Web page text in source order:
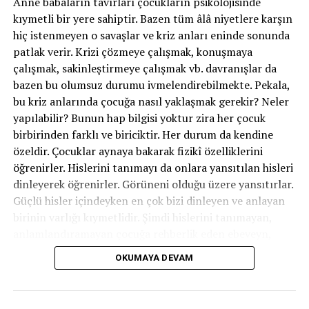
kontrollerinde olmasına alışık olmamakla beraber, kendi
seçimlerinin ve eylemlerinin sorumluluklarını da almaya
hazır değillerdir. Otoriter tutumlu aileler hep onların
yerine karar vermiş, onların yerine seçim yapmıştır.
Nitekim baskıcı bir tutumla yetişen çocuklara seçim
şansı pek tanınmaz. Dolayısıyla çocuk seçim yapmayı
bilmediği gibi, seçim yapmak durumunda kaldığı
zamanlarda ise onay arayışı içerisine girer. Çünkü verdiği
kararın doğruluğunu ya da yanlışlığını kendisinin
bilemeyeceğine inanır. Özsaygısı ve özgüveni eksik kalır.
Bu yüzden çocuklarımızın bize itiraz ettikleri
çocuğun “ben de buradayım, sizden farklı düşünüyor
olabilirim, buna saygı duyun, beni fark edin, beni
kıymetli bir yere sahiptir. Bazen tüm âlâ niyetlere karşın
hiç istenmeyen o savaşlar ve kriz anları eninde sonunda
patlak verir. Krizi çözmeye çalışmak, konuşmaya
çalışmak, sakinleştirmeye çalışmak vb. davranışlar da
bazen bu olumsuz durumu ivmelendirebilmekte. Pekala,
bu kriz anlarında çocuğa nasıl yaklaşmak gerekir? Neler
yapılabilir? Bunun hap bilgisi yoktur zira her çocuk
birbirinden farklı ve biriciktir. Her durum da kendine
özeldir. Çocuklar aynaya bakarak fizikî özelliklerini
öğrenirler. Hislerini tanımayı da onlara yansıtılan hisleri
dinleyerek öğrenirler. Görüneni olduğu üzere yansıtırlar.
Güçlü hisler içindeyken en çok bizi dinleyen ve anlayan
onun gelişim sürecinde kıymetli bir dayanak olur. İleride
öfkesini denetim edebilmeyi öğrenebilmesi için evvel
OKUMAYA DEVAM